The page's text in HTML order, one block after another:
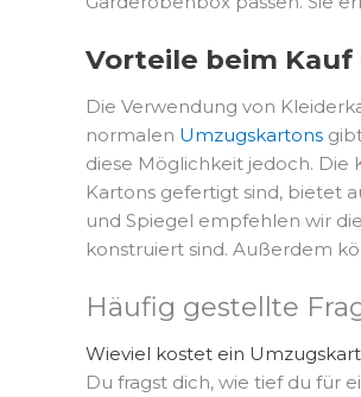
Vorteile beim
Die Verwendung von
normalen Umzugskartons
diese Möglichkeit jedoch.
Kartons gefertigt sind, bietet
und Spiegel empfehlen wir
konstruiert sind. Außerdem
Häufig gestellte
Wieviel kostet ein
Du fragst dich, wie tief du für